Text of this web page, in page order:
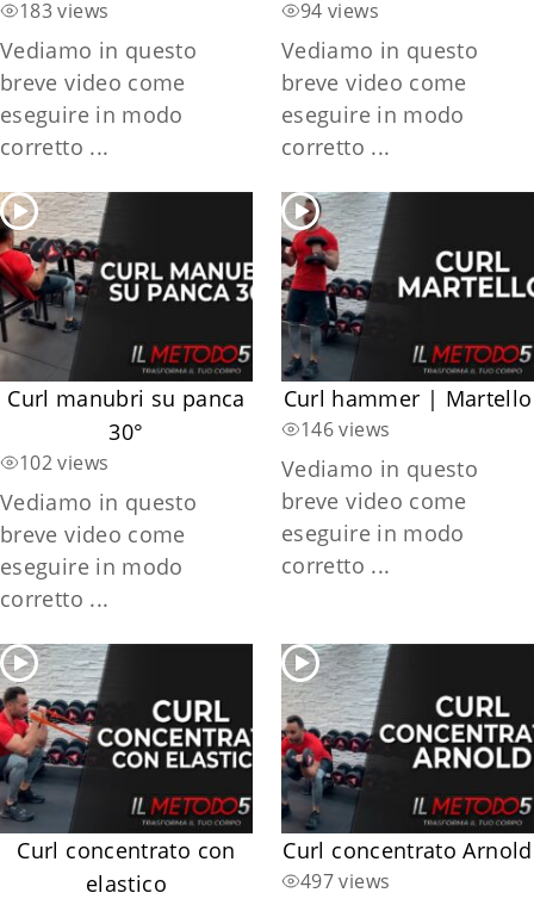
183 views
Vediamo in questo
breve video come
eseguire in modo
corretto ...
94 views
Vediamo in questo
breve video come
eseguire in modo
corretto ...
Curl manubri su panca
30°
102 views
Vediamo in questo
breve video come
eseguire in modo
corretto ...
Curl hammer | Martello
146 views
Vediamo in questo
breve video come
eseguire in modo
corretto ...
Curl concentrato con
elastico
Curl concentrato Arnold
497 views